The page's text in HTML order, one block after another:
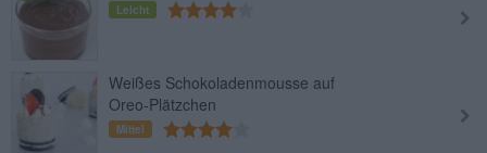
Leicht
Weißes Schokoladenmousse auf
Oreo-Plätzchen
Mittel